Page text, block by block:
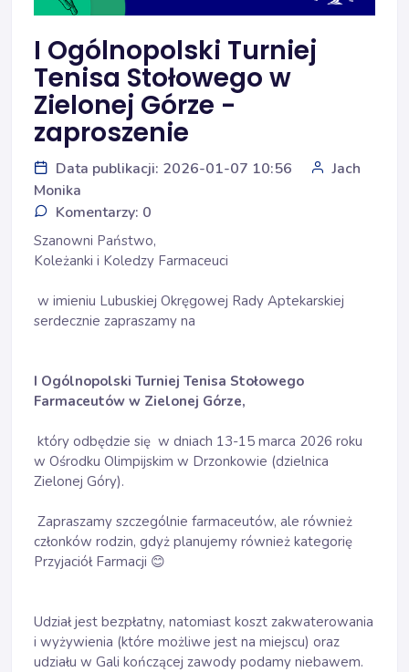
I Ogólnopolski Turniej
Tenisa Stołowego w
Zielonej Górze -
zaproszenie
Data publikacji: 2026-01-07 10:56
Jach
Monika
Komentarzy: 0
Szanowni Państwo,
Koleżanki i Koledzy Farmaceuci
w imieniu Lubuskiej Okręgowej Rady Aptekarskiej
serdecznie zapraszamy na
I Ogólnopolski Turniej Tenisa Stołowego
Farmaceutów w Zielonej Górze,
który odbędzie się w dniach 13-15 marca 2026 roku
w Ośrodku Olimpijskim w Drzonkowie (dzielnica
Zielonej Góry).
Zapraszamy szczególnie farmaceutów, ale również
członków rodzin, gdyż planujemy również kategorię
Przyjaciół Farmacji 😊
Udział jest bezpłatny, natomiast koszt zakwaterowania
i wyżywienia (które możliwe jest na miejscu) oraz
udziału w Gali kończącej zawody podamy niebawem.